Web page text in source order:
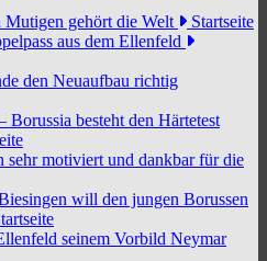
Mutigen gehört die Welt
Startseite
aus dem Ellenfeld
den Neuaufbau richtig
Borussia besteht den Härtetest
sehr motiviert und dankbar für die
will den jungen Borussen
seinem Vorbild Neymar